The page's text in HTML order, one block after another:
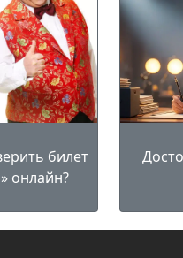
билет
онлайн?